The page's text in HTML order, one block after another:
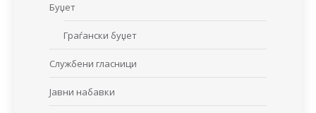
Буџет
Граѓански буџет
Службени гласници
Јавни набавки